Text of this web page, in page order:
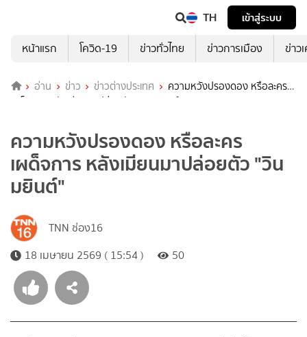
TH
เข้าสู่ระบบ
หน้าแรก
โควิด-19 ข่าวทั่วไทย ข่าวการเมือง ข่าว
อ่าน ข่าว ข่าวต่างประเทศ
ความหวังปรองดอง หรือละคร
เผด็จการ หลังเมียนมาปล่อยตัว "วิน มยินต์"
ความหวังปรองดอง หรือละคร
เผด็จการ หลังเมียนมาปล่อยตัว "วิน
มยินต์"
TNN ช่อง16
18 เมษายน 2569 ( 15:54 )
50